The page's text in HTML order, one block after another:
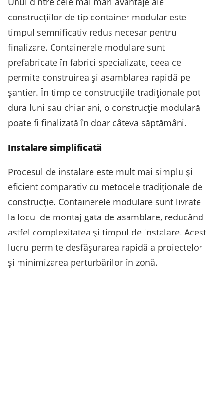
construcțiilor de tip container modular este
timpul semnificativ redus necesar pentru
finalizare. Containerele modulare sunt
prefabricate în fabrici specializate, ceea ce
permite construirea și asamblarea rapidă pe
șantier. În timp ce construcțiile tradiționale pot
dura luni sau chiar ani, o construcție modulară
poate fi finalizată în doar câteva săptămâni.
Instalare simplificată
Procesul de instalare este mult mai simplu și
eficient comparativ cu metodele tradiționale de
construcție. Containerele modulare sunt livrate
la locul de montaj gata de asamblare, reducând
astfel complexitatea și timpul de instalare. Acest
lucru permite desfășurarea rapidă a proiectelor
și minimizarea perturbărilor în zonă.